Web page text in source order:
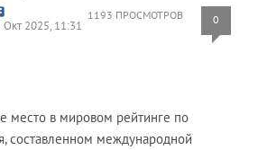
1193 ПРОСМОТРОВ 0
Окт 2025, 11:31
место в мировом рейтинге по
составленном международной